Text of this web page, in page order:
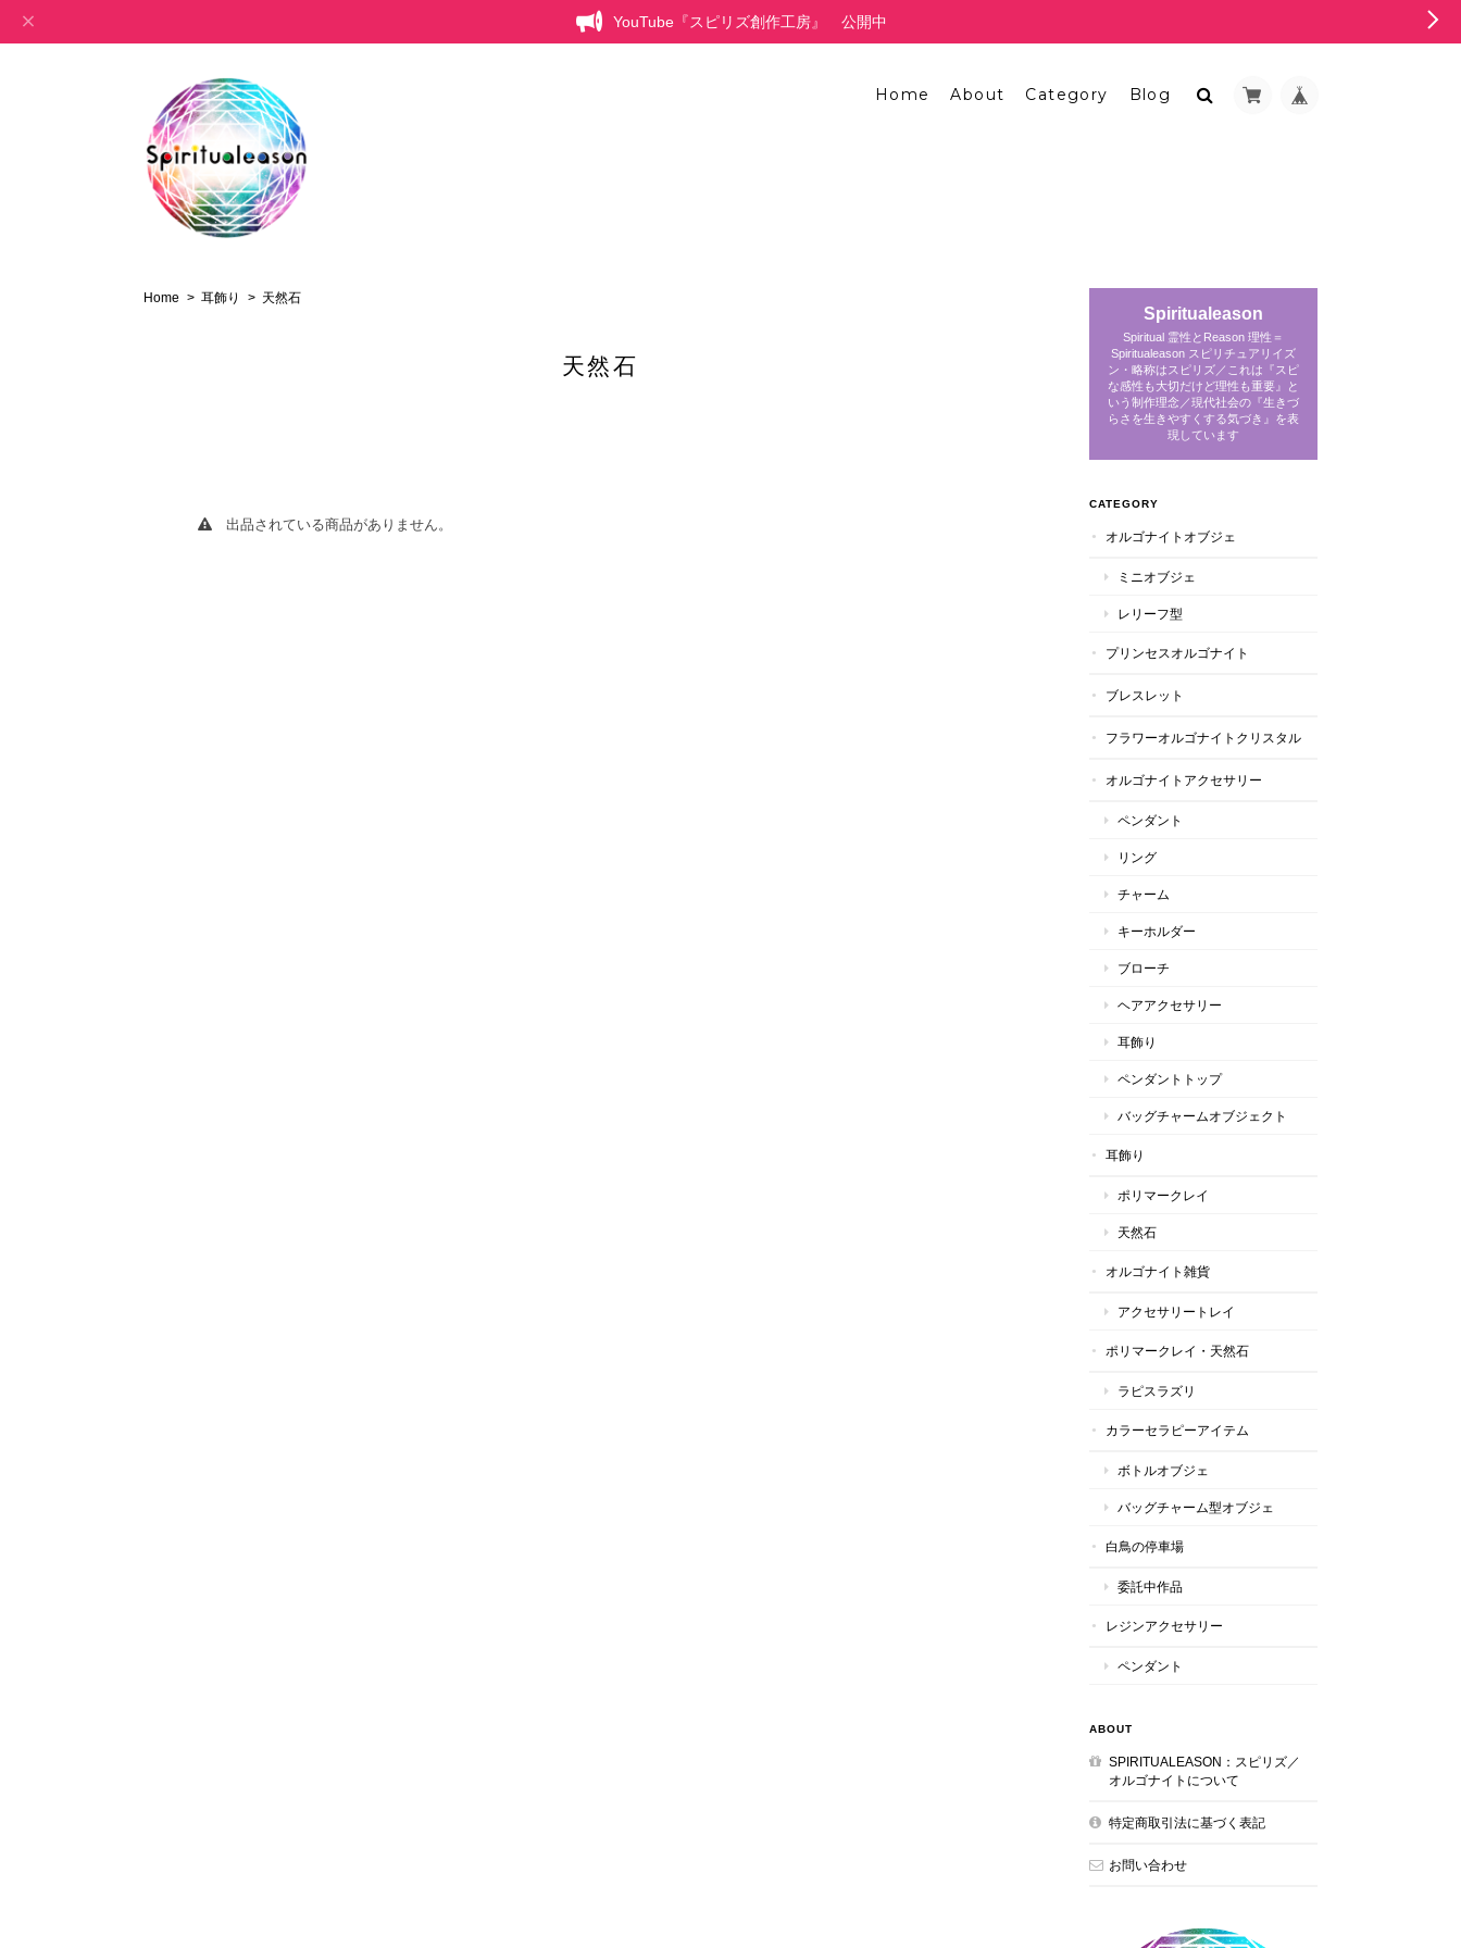
YouTube『スピリズ創作工房』 公開中
Home About Category Blog
Home 耳飾り 天然石
天然石
出品されている商品がありません。
Spiritualeason
Spiritual 霊性とReason 理性＝
Spiritualeason スピリチュアリイズ
ン・略称はスピリズ／これは『スピ
な感性も大切だけど理性も重要』と
いう制作理念／現代社会の『生きづ
らさを生きやすくする気づき』を表
現しています
CATEGORY
オルゴナイトオブジェ
ミニオブジェ
レリーフ型
プリンセスオルゴナイト
ブレスレット
フラワーオルゴナイトクリスタル
オルゴナイトアクセサリー
ペンダント
リング
チャーム
キーホルダー
ブローチ
ヘアアクセサリー
耳飾り
ペンダントトップ
バッグチャームオブジェクト
耳飾り
ポリマークレイ
天然石
オルゴナイト雑貨
アクセサリートレイ
ポリマークレイ・天然石
ラピスラズリ
カラーセラピーアイテム
ボトルオブジェ
バッグチャーム型オブジェ
白鳥の停車場
委託中作品
レジンアクセサリー
ペンダント
ABOUT
SPIRITUALEASON：スピリズ／
オルゴナイトについて
特定商取引法に基づく表記
お問い合わせ